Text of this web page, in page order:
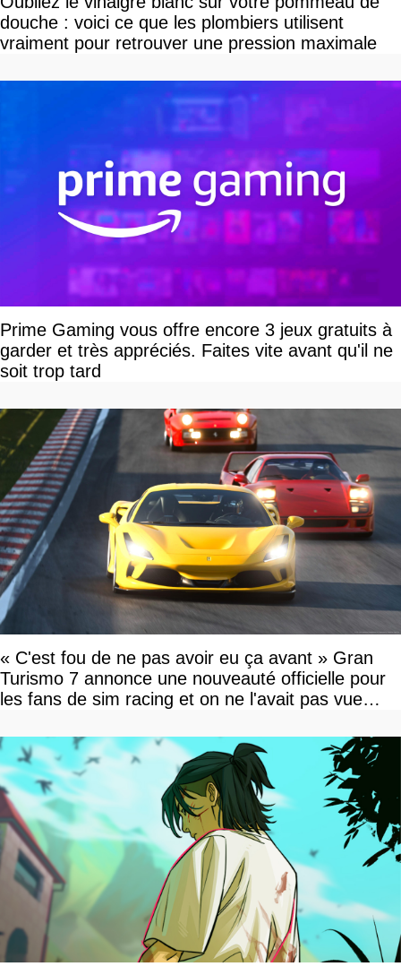
douche : voici ce que les plombiers utilisent
vraiment pour retrouver une pression maximale
Prime Gaming vous offre encore 3 jeux gratuits à
garder et très appréciés. Faites vite avant qu'il ne
soit trop tard
« C'est fou de ne pas avoir eu ça avant » Gran
Turismo 7 annonce une nouveauté officielle pour
les fans de sim racing et on ne l'avait pas vue